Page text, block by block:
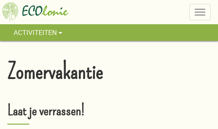
ACTIVITEITEN
Zomervakantie
Laat je verrassen!